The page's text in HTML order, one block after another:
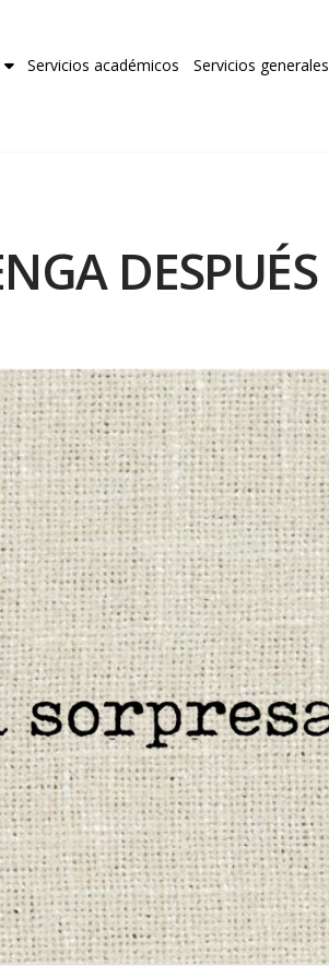
Servicios académicos Servicios generales
DESPUÉS